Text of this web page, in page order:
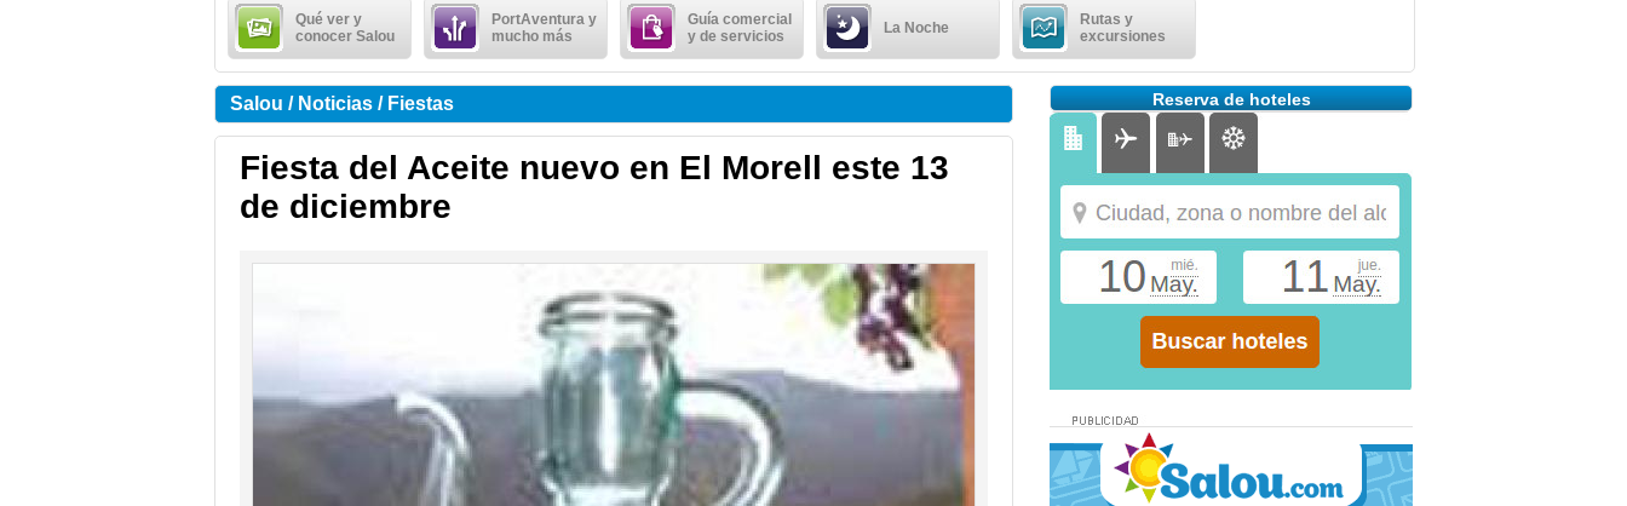
Qué ver y
conocer Salou
PortAventura y
mucho más
Guía comercial
y de servicios
La Noche
Rutas y
excursiones
Salou / Noticias / Fiestas
Fiesta del Aceite nuevo en El Morell este 13
de diciembre
Reserva de hoteles